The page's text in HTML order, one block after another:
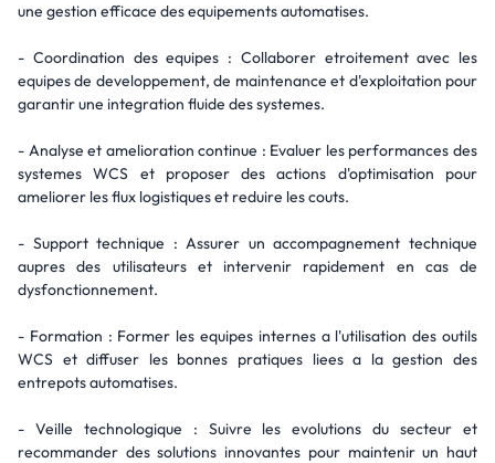
une gestion efficace des equipements automatises.
- Coordination des equipes : Collaborer etroitement avec les
equipes de developpement, de maintenance et d'exploitation pour
garantir une integration fluide des systemes.
- Analyse et amelioration continue : Evaluer les performances des
systemes WCS et proposer des actions d'optimisation pour
ameliorer les flux logistiques et reduire les couts.
- Support technique : Assurer un accompagnement technique
aupres des utilisateurs et intervenir rapidement en cas de
dysfonctionnement.
- Formation : Former les equipes internes a l'utilisation des outils
WCS et diffuser les bonnes pratiques liees a la gestion des
entrepots automatises.
- Veille technologique : Suivre les evolutions du secteur et
recommander des solutions innovantes pour maintenir un haut